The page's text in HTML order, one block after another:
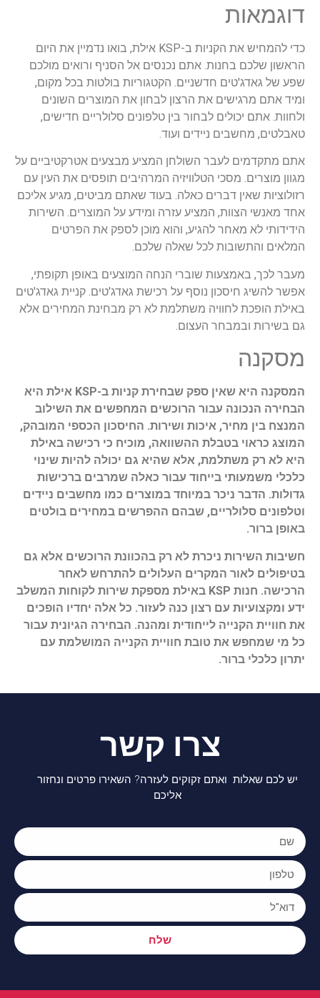
דוגמאות
כדי להמחיש את הקניות ב-KSP אילת, בואו נדמיין את היום
הראשון שלכם בחנות. אתם נכנסים אל הסניף ורואים מולכם
שפע של גאדג'טים חדשניים. הקטגוריות בולטות בכל מקום,
ומיד אתם מרגישים את הרצון לבחון את המוצרים השונים
ולחוות. אתם יכולים לבחור בין טלפונים סלולריים חדישים,
טאבלטים, מחשבים ניידים ועוד.
אתם מתקדמים לעבר השולחן המציע מבצעים אטרקטיביים על
מגוון מוצרים. מסכי הטלוויזיה המרהיבים תופסים את העין עם
רזולוציות שאין דברים כאלה. בעוד שאתם מביטים, מגיע אליכם
אחד מאנשי הצוות, המציע עזרה ומידע על המוצרים. השירות
הידידותי לא מאחר להגיע, והוא מוכן לספק את הפרטים
המלאים והתשובות לכל שאלה שלכם.
מעבר לכך, באמצעות שוברי הנחה המוצעים באופן תקופתי,
אפשר להשיג חיסכון נוסף על רכישת גאדג'טים. קניית גאדג'טים
באילת הופכת לחוויה משתלמת לא רק מבחינת המחירים אלא
גם בשירות ובמבחר העצום.
מסקנה
המסקנה היא שאין ספק שבחירת קניות ב-KSP אילת היא
הבחירה הנכונה עבור הרוכשים המחפשים את השילוב
המנצח בין מחיר, איכות ושירות. החיסכון הכספי המובהק,
המוצג כראוי בטבלת ההשוואה, מוכיח כי רכישה באילת
היא לא רק משתלמת, אלא שהיא גם יכולה להיות שינוי
כלכלי משמעותי בייחוד עבור כאלה שמרבים ברכישות
גדולות. הדבר ניכר במיוחד במוצרים כמו מחשבים ניידים
וטלפונים סלולריים, שבהם ההפרשים במחירים בולטים
באופן ברור.
חשיבות השירות ניכרת לא רק בהכוונת הרוכשים אלא גם
בטיפולים לאור המקרים העלולים להתרחש לאחר
הרכישה. חנות KSP באילת מספקת שירות לקוחות המשלב
ידע ומקצועיות עם רצון כנה לעזור. כל אלה יחדיו הופכים
את חוויית הקנייה לייחודית ומהנה. הבחירה הגיונית עבור
כל מי שמחפש את טובת חוויית הקנייה המושלמת עם
יתרון כלכלי ברור.
צרו קשר
יש לכם שאלות ואתם זקוקים לעזרה? השאירו פרטים ונחזור
אליכם
שלח